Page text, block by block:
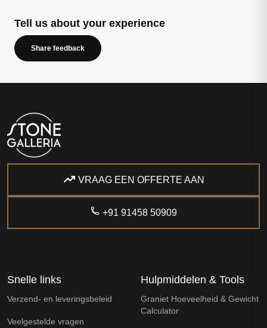
Tell us about your experience
Share feedback
VRAAG EEN OFFERTE AAN
+91 91458 50909
Snelle links
Verzend- en leveringsbeleid
Veelgestelde vragen
Hulpmiddelen & Tools
Graniet Hoeveelheid & Gewicht
Calculator